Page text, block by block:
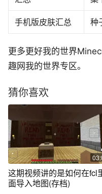
手机版皮肤汇总 种
更多更好我的世界
趣网我的世界专区。
猜你喜欢
这期视频讲的是如何在fcl
面导入地图(存档)